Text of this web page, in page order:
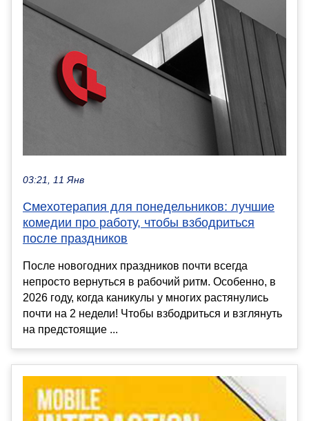
03:21, 11 Янв
Смехотерапия для понедельников: лучшие
комедии про работу, чтобы взбодриться
после праздников
После новогодних праздников почти всегда
непросто вернуться в рабочий ритм. Особенно, в
2026 году, когда каникулы у многих растянулись
почти на 2 недели! Чтобы взбодриться и взглянуть
на предстоящие ...